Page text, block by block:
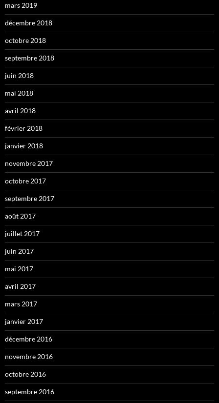
mars 2019
décembre 2018
octobre 2018
septembre 2018
juin 2018
mai 2018
avril 2018
février 2018
janvier 2018
novembre 2017
octobre 2017
septembre 2017
août 2017
juillet 2017
juin 2017
mai 2017
avril 2017
mars 2017
janvier 2017
décembre 2016
novembre 2016
octobre 2016
septembre 2016